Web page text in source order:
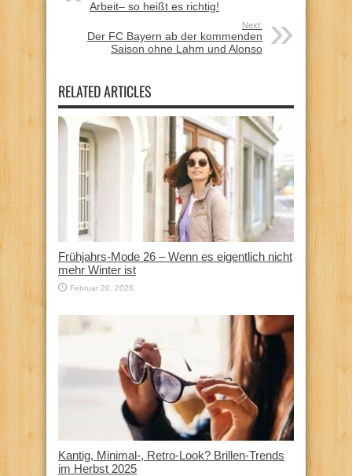
Arbeit– so heißt es richtig!
Next:
Der FC Bayern ab der kommenden
Saison ohne Lahm und Alonso
RELATED ARTICLES
Frühjahrs-Mode 26 – Wenn es eigentlich nicht
mehr Winter ist
Februar 20, 2026
Kantig, Minimal-, Retro-Look? Brillen-Trends
im Herbst 2025